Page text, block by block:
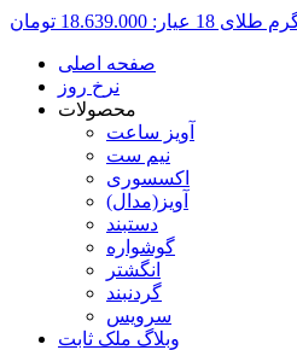
18 عیار: 18.639.000 تومان
صفحه اصلی
نرخ روز
محصولات
آویز ساعت
نیم ست
اکسسوری
آویز(مدال)
دستبند
گوشواره
انگشتر
گردنبند
سرویس
وبلاگ ملک ثابت